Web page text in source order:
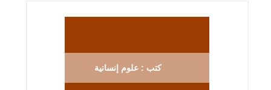
كتب : علوم إنسانية